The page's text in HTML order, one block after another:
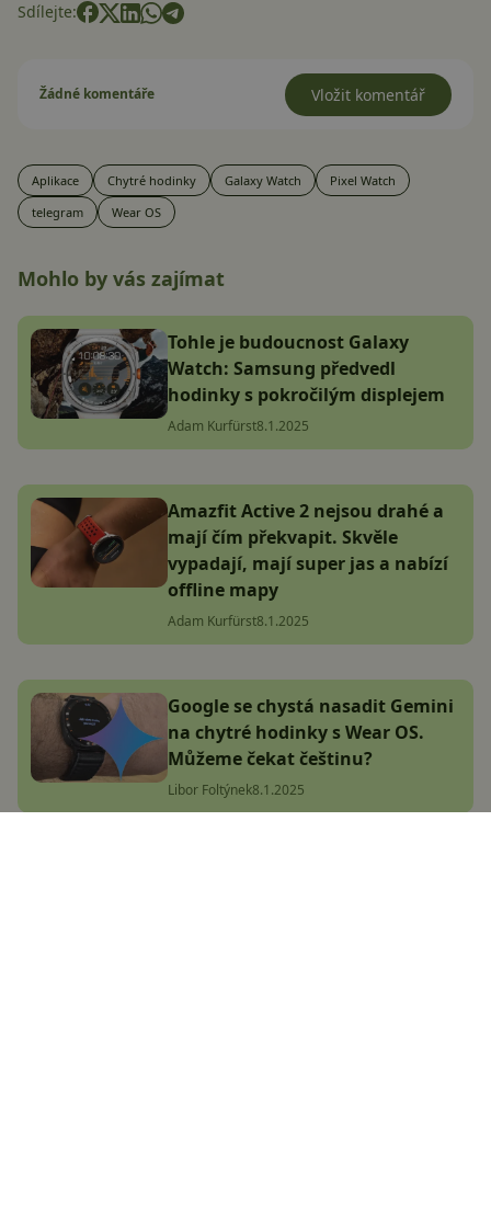
Sdílejte:
Žádné komentáře Vložit komentář
Aplikace Chytré hodinky Galaxy Watch
Pixel Watch
telegram
Wear OS
Mohlo by vás zajímat
Tohle je budoucnost Galaxy
Watch: Samsung předvedl
hodinky s pokročilým displejem
Adam Kurfürst8.1.2025
Amazfit Active 2 nejsou drahé a
mají čím překvapit. Skvěle
vypadají, mají super jas a nabízí
offline mapy
Adam Kurfürst8.1.2025
Google se chystá nasadit Gemini
na chytré hodinky s Wear OS.
Můžeme čekat češtinu?
Libor Foltýnek8.1.2025